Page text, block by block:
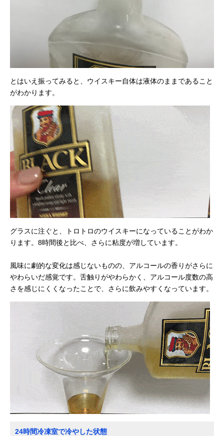
とはいえ振ってみると、ウイスキー自体は液体のままであること
がわかります。
グラスに注ぐと、トロトロのウイスキーになっていることがわか
ります。8時間後と比べ、さらに粘度が増しています。
風味に劇的な変化は感じないものの、アルコールの香りがさらに
やわらいだ感覚です。舌触りがやわらかく、アルコール度数の高
さを感じにくくなったことで、さらに飲みやすくなっています。
24時間冷凍室で冷やした状態